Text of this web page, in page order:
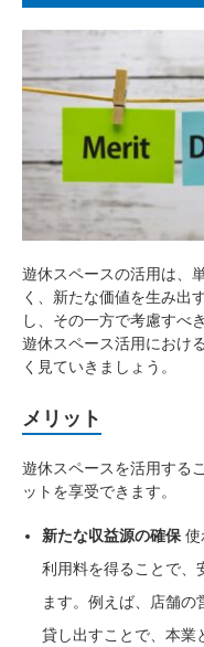
遊休スペースの活用は、
く、新たな価値を生み出
し、その一方で考慮すべ
遊休スペース活用におけ
く見ていきましょう。
メリット
遊休スペースを活用する
ットを享受できます。
新たな収益源の確保 使
利用料を得ることで、
ます。例えば、店舗
貸し出すことで、本業